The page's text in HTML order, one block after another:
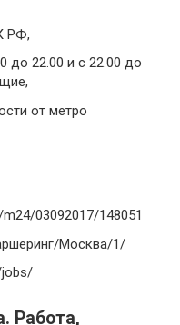
РФ,
до 22.00 и с 22.00 до
от метро
03092017/148051
Москва/1/
jobs/
Работа,